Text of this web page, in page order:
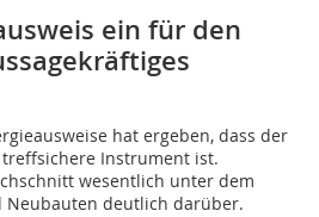
ein für den
hat ergeben, dass der
Instrument ist.
wesentlich unter dem
deutlich darüber.